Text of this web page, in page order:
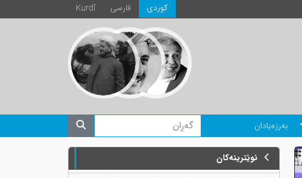
Kurdî فارسی كوردی
بەرزەیادان
نوێترینەکان